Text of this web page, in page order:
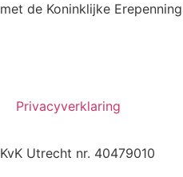
met de Koninklijke Erepenning
Privacyverklaring
KvK Utrecht nr. 40479010